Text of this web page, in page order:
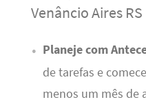
Venâncio Aires RS
Planeje com
de tarefas e
menos um mês de